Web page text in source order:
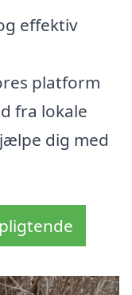
effektiv
platform
fra lokale
dig med